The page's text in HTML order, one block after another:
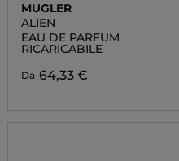
MUGLER
ALIEN
EAU DE PARFUM
RICARICABILE
Da 64,33 €